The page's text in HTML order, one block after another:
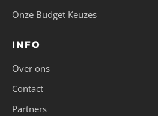
Onze Budget Keuzes
INFO
Over ons
Contact
Partners